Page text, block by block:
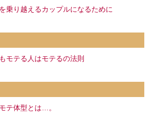
乗り越えるカップルになるために
モテる人はモテるの法則
テ体型とは…。